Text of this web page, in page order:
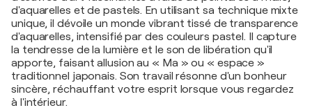
d'aquarelles et de pastels. En utilisant sa technique mixte
unique, il dévoile un monde vibrant tissé de transparence
d'aquarelles, intensifié par des couleurs pastel. Il capture
la tendresse de la lumière et le son de libération qu'il
apporte, faisant allusion au « Ma » ou « espace »
traditionnel japonais. Son travail résonne d'un bonheur
sincère, réchauffant votre esprit lorsque vous regardez
à l'intérieur.